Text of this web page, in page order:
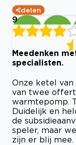
delen
9
Meedenken
specialisten.
Onze ketel van
van twee
warmtepomp.
Duidelijk en
de
speler, maar
zijn er blij mee.